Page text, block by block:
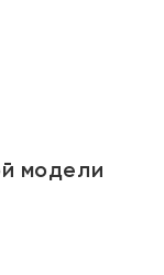
модели